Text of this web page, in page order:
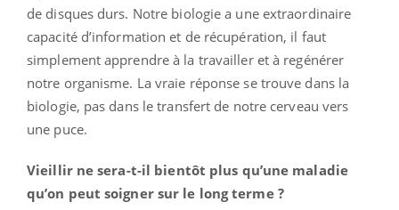
de disques durs. Notre biologie a une extraordinaire
capacité d’information et de récupération, il faut
simplement apprendre à la travailler et à regénérer
notre organisme. La vraie réponse se trouve dans la
biologie, pas dans le transfert de notre cerveau vers
une puce.
Vieillir ne sera-t-il bientôt plus qu’une maladie
qu’on peut soigner sur le long terme ?